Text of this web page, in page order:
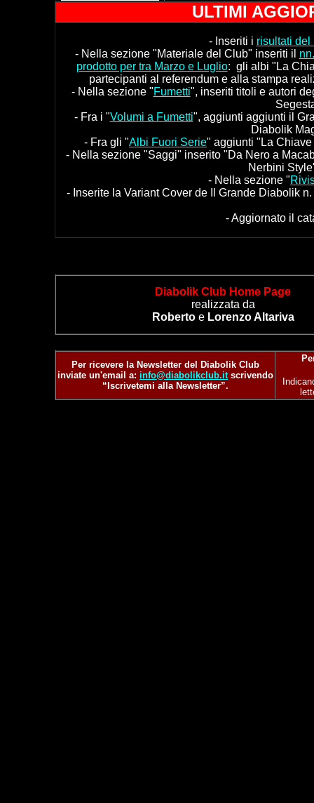
ULTIMI
- Inseriti i risultati del
- Nella sezione "Materiale del Club" inseriti il
prodotto per tra Marzo e Luglio: gli albi "La
partecipanti al referendum e alla stampa
-Nella sezione "Fumetti", inseriti titoli e autori
- Fra i "Volumi a Fumetti", aggiunti aggiunti il
Diabolik
- Fra gli "Albi Fuori Serie" aggiunti "La
- Nella sezione "Saggi" inserito "Da Nero a
Nerbini
- Nella sezione "
- Inserite la Variant Cover de Il Grande Diabolik
- Aggiornato il
Diabolik Club Home Page
realizzata da
Robertoe Lorenzo Altariva
Per ricevere laNewsletter del Diabolik Club
inviate un'email a: info@diabolikclub.itscrivendo
“Iscrivetemi alla Newsletter”.